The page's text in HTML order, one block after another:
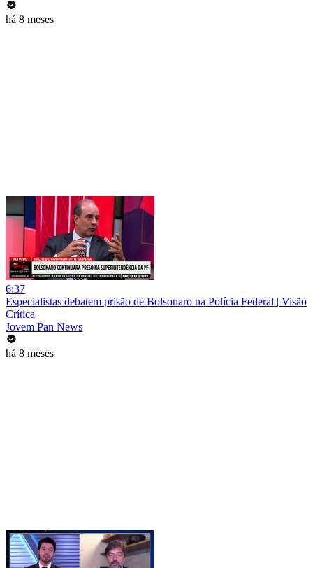
há 8 meses
6:37
Especialistas debatem prisão de Bolsonaro na Polícia Federal | Visão
Crítica
Jovem Pan News
há 8 meses